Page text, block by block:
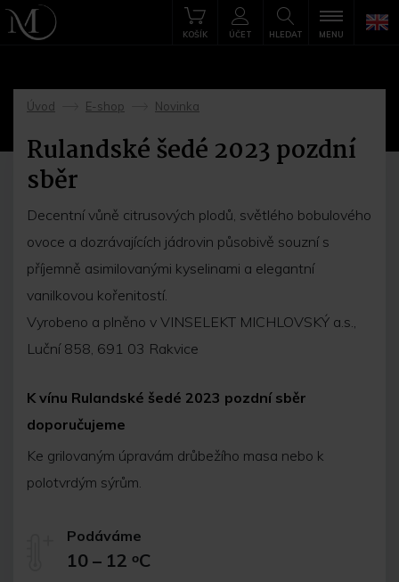
HLEDAT
KOŠÍK ÚČET MENU
Úvod
->
E-shop
->
Novinka
Rulandské šedé 2023 pozdní
sběr
Decentní vůně citrusových plodů, světlého bobulového
ovoce a dozrávajících jádrovin působivě souzní s
příjemně asimilovanými kyselinami a elegantní
vanilkovou kořenitostí.
Vyrobeno a plněno v VINSELEKT MICHLOVSKÝ a.s.,
Luční 858, 691 03 Rakvice
K vínu Rulandské šedé 2023 pozdní sběr
doporučujeme
Ke grilovaným úpravám drůbežího masa nebo k
polotvrdým sýrům.
Podáváme
10 – 12 ᵒC